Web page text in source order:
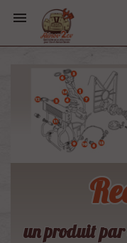

un produit par